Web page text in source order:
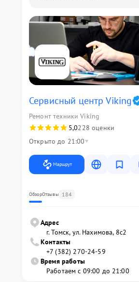
Сервисный центр Viking
Ремонт техники Viking
5,0228 оценки
Открыто до 21:00
Маршрут
ОбзорОтзывы 184
Адрес
г. Томск, ул. Нахимова, 8с2
Контакты
+7 (382) 270-24-59
Время работы
Работаем с 09:00 до 21:00